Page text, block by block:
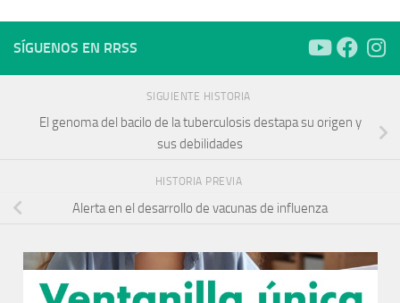
SÍGUENOS EN RRSS
SIGUIENTE HISTORIA
El genoma del bacilo de la tuberculosis destapa su origen y
sus debilidades
HISTORIA PREVIA
Alerta en el desarrollo de vacunas de influenza